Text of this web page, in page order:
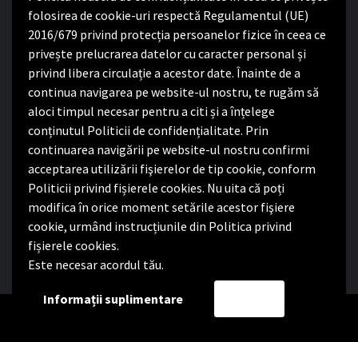
folosirea de cookie-uri respectă Regulamentul (UE)
2016/679 privind protecția persoanelor fizice în ceea ce
privește prelucrarea datelor cu caracter personal și
privind libera circulație a acestor date. Înainte de a
continua navigarea pe website-ul nostru, te rugăm să
aloci timpul necesar pentru a citi și a înțelege
conținutul Politicii de confidențialitate. Prin
continuarea navigării pe website-ul nostru confirmi
acceptarea utilizării fişierelor de tip cookie, conform
Politicii privind fișierele cookies. Nu uita că poți
modifica în orice moment setările acestor fişiere
cookie, urmând instrucțiunile din Politica privind
fișierele cookies.
Este necesar acordul tău.
Informații suplimentare
Program cu publicul:
Luni – Joi:8:00-16:30
Vineri:8:00 – 14:00
Politica de confidențialitate
Politica de confidențialitate
Nota de informare privind implementarea Regulamentului
(UE) 2016/679
Termeni și condiții de utilizare website
Copyright Primăria Comunei Satchinez